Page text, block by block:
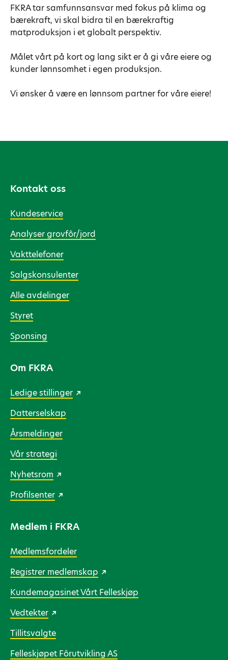
FKRA tar samfunnsansvar med fokus på klima og
bærekraft, vi skal bidra til en bærekraftig
matproduksjon i et globalt perspektiv.
Målet vårt på kort og lang sikt er å gi våre eiere og
kunder lønnsomhet i egen produksjon.
Vi ønsker å være en lønnsom partner for våre eiere!
Kontakt oss
Kundeservice
Analyser grovfôr/jord
Vakttelefoner
Salgskonsulenter
Alle avdelinger
Styret
Sponsing
Om FKRA
Ledige stillinger
Datterselskap
Årsmeldinger
Vår strategi
Nyhetsrom
Profilsenter
Medlem i FKRA
Medlemsfordeler
Registrer medlemskap
Kundemagasinet Vårt Felleskjøp
Vedtekter
Tillitsvalgte
Felleskjøpet Fôrutvikling AS